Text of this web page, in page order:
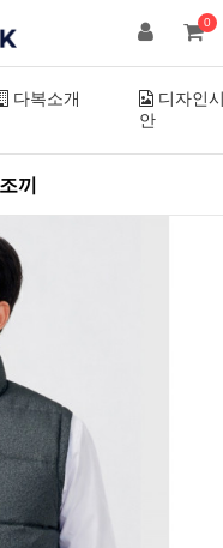
0
다복소개
디자인
안
끼